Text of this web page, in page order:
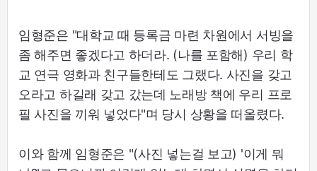
임형준은 "대학교 때 등록금 마련 차원에서 서빙을
좀 해주면 좋겠다고 하더라. (나를 포함해) 우리 학
교 연극 영화과 친구들한테도 그랬다. 사진을 갖고
오라고 하길래 갖고 갔는데 노래방 책에 우리 프로
필 사진을 끼워 넣었다"며 당시 상황을 떠올렸다.
이와 함께 임형준은 "(사진 넣는걸 보고) '이게 뭐